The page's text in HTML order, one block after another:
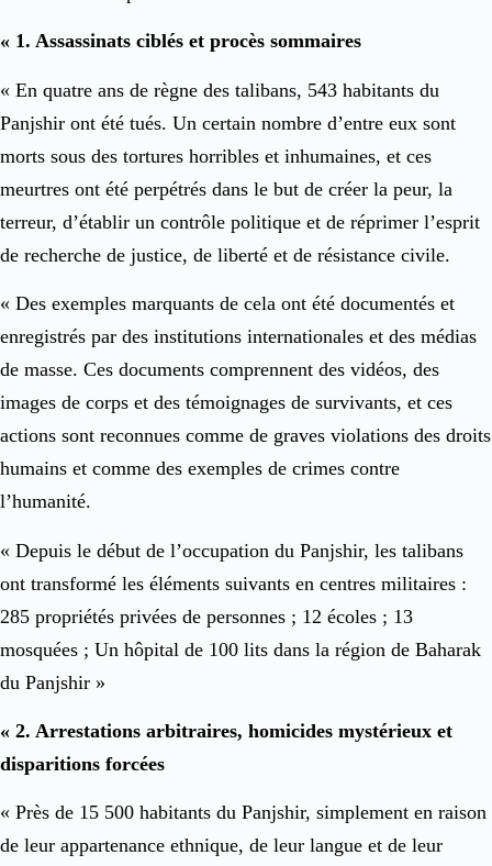
« 1. Assassinats ciblés et procès sommaires
« En quatre ans de règne des talibans, 543 habitants du
Panjshir ont été tués. Un certain nombre d’entre eux sont
morts sous des tortures horribles et inhumaines, et ces
meurtres ont été perpétrés dans le but de créer la peur, la
terreur, d’établir un contrôle politique et de réprimer l’esprit
de recherche de justice, de liberté et de résistance civile.
« Des exemples marquants de cela ont été documentés et
enregistrés par des institutions internationales et des médias
de masse. Ces documents comprennent des vidéos, des
images de corps et des témoignages de survivants, et ces
actions sont reconnues comme de graves violations des droits
humains et comme des exemples de crimes contre
l’humanité.
« Depuis le début de l’occupation du Panjshir, les talibans
ont transformé les éléments suivants en centres militaires :
285 propriétés privées de personnes ; 12 écoles ; 13
mosquées ; Un hôpital de 100 lits dans la région de Baharak
du Panjshir »
« 2. Arrestations arbitraires, homicides mystérieux et
disparitions forcées
« Près de 15 500 habitants du Panjshir, simplement en raison
de leur appartenance ethnique, de leur langue et de leur